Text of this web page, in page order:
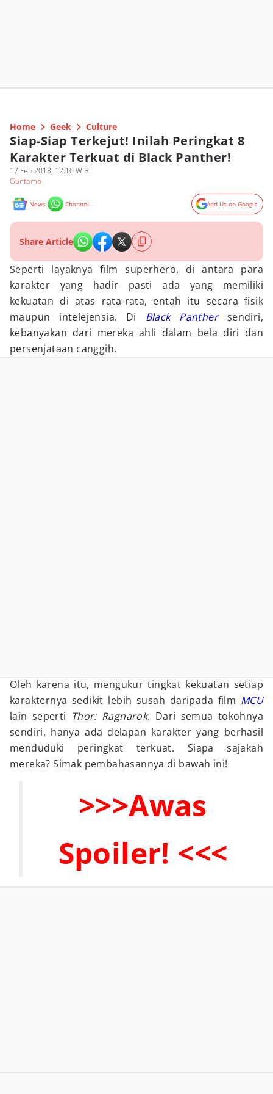
Home Geek Culture
Siap-Siap Terkejut! Inilah Peringkat 8
Karakter Terkuat di Black Panther!
17 Feb 2018, 12:10 WIB
Guntomo
News Channel Add Us on Google
Share Article
Seperti layaknya film superhero, di antara para
karakter yang hadir pasti ada yang memiliki
kekuatan di atas rata-rata, entah itu secara fisik
maupun intelejensia. Di Black Panthersendiri,
kebanyakan dari mereka ahli dalam bela diri dan
persenjataan canggih.
Oleh karena itu, mengukur tingkat kekuatan setiap
karakternya sedikit lebih susah daripada film MCU
lain seperti Thor: Ragnarok. Dari semua tokohnya
sendiri, hanya ada delapan karakter yang berhasil
menduduki peringkat terkuat. Siapa sajakah
mereka? Simak pembahasannya di bawah ini!
>>>Awas
Spoiler! <<<